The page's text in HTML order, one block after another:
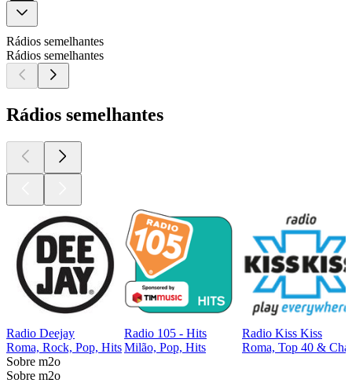
Rádios semelhantes
Rádios semelhantes
Rádios semelhantes
Radio Deejay
Roma, Rock, Pop, Hits
Radio 105 - Hits
Milão, Pop, Hits
Radio Kiss Kiss
Roma, Top 40 &
Sobre m2o
Sobre m2o